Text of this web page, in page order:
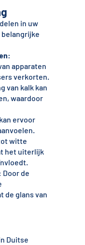
in uw
:
apparaten
verkorten.
van kalk kan
waardoor
ervoor
witte
het uiterlijk
Door de
de glans van
Duitse